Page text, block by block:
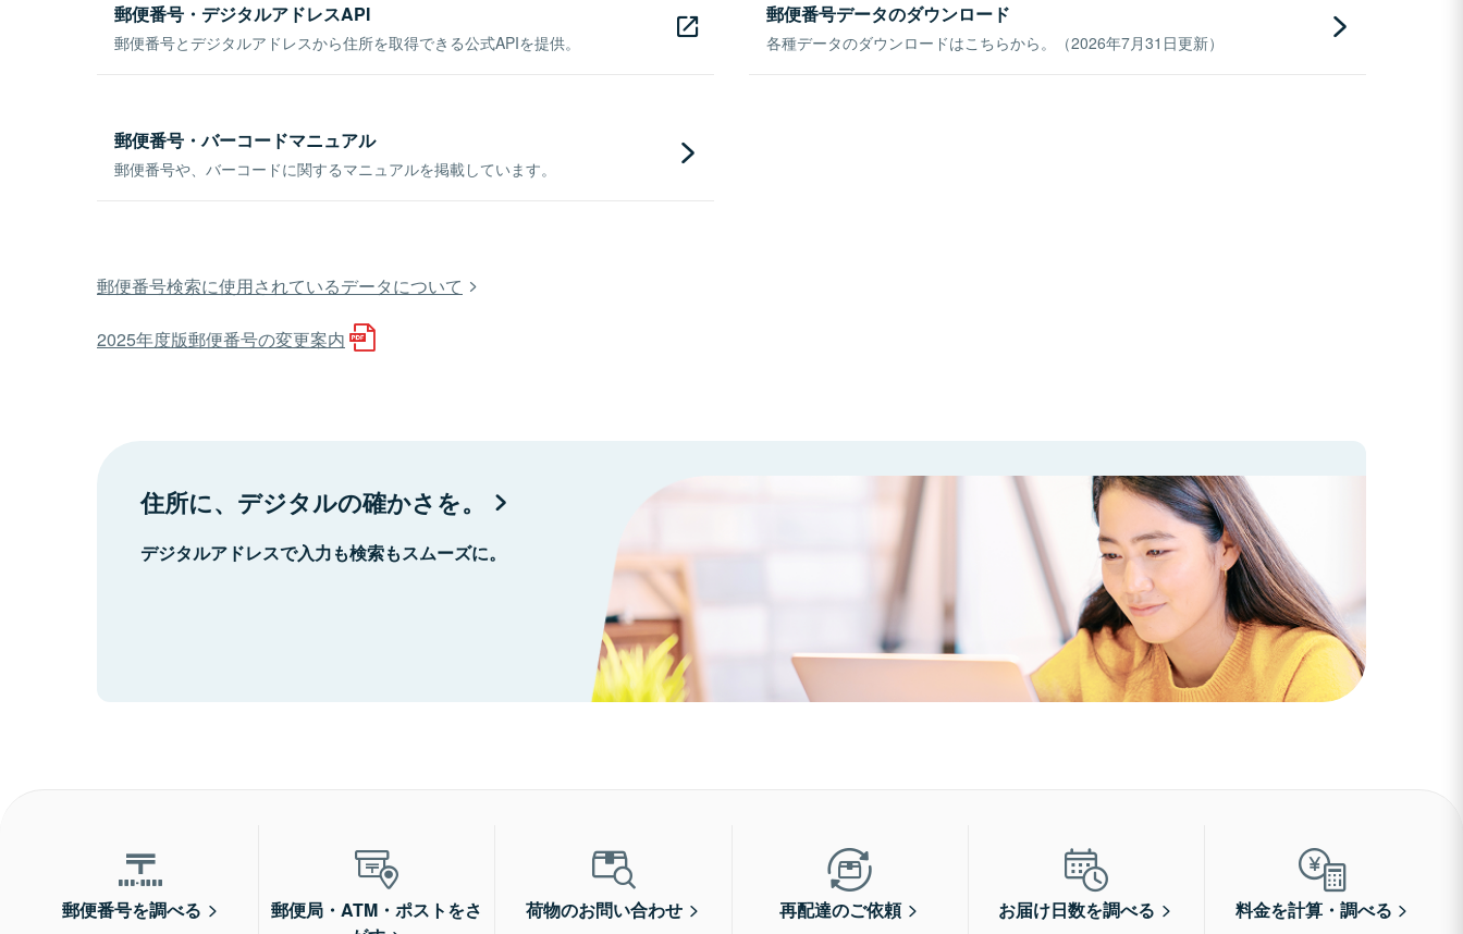
郵便番号・デジタルアドレスAPI
郵便番号とデジタルアドレスから住所を取得できる公式APIを提供。
郵便番号データのダウンロード
各種データのダウンロードはこちらから。（2026年7月31日更新）
郵便番号・バーコードマニュアル
郵便番号や、バーコードに関するマニュアルを掲載しています。
郵便番号検索に使用されているデータについて
2025年度版郵便番号の変更案内
住所に、デジタルの確かさを。
デジタルアドレスで入力も検索もスムーズに。
郵便番号を調べる
郵便局・ATM・ポストをさ
荷物のお問い合わせ 再配達のご依頼 お届け日数を調べる 料金を計算・調べる